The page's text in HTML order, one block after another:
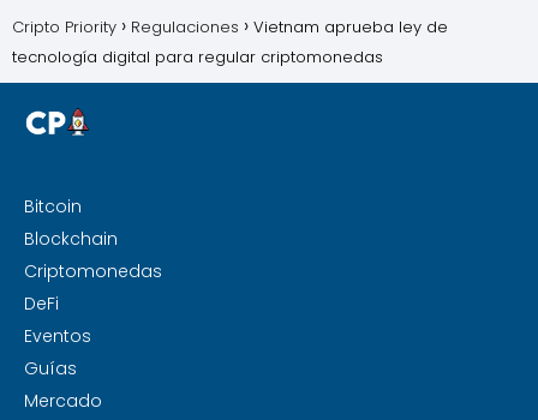
Cripto Priority Regulaciones
Vietnam aprueba ley de
tecnología digital para regular criptomonedas
Bitcoin
Blockchain
Criptomonedas
DeFi
Eventos
Guías
Mercado